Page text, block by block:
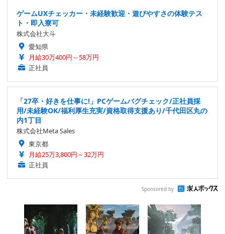
ゲームUXチェッカー・未経験歓迎・遊びやすさの体験テス
ト・即入寮可
株式会社大斗
愛知県
月給30万400円～58万円
正社員
「27卒・好きを仕事に!」PCゲームバグチェック/正社員採
用/未経験OK/福利厚生充実/資格取得支援あり/千代田区丸の
内1丁目
株式会社Meta Sales
東京都
月給25万3,800円～32万円
正社員
Sponsored by